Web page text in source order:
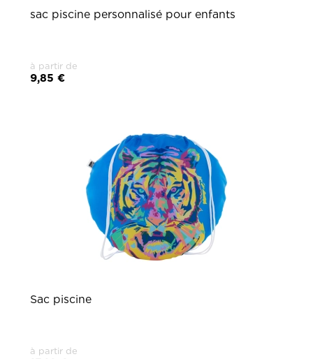
sac piscine personnalisé pour enfants
à partir de
9,85 €
Sac piscine
à partir de